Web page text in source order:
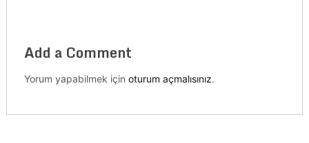
Add a Comment
Yorum yapabilmek için oturum açmalısınız.